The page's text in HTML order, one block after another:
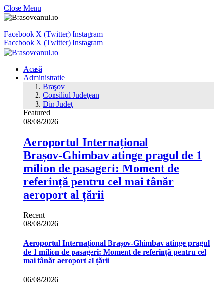
Close Menu
Facebook X (Twitter) Instagram
Facebook X (Twitter) Instagram
Acasă
Administratie
Braşov
Consiliul Judeţean
Din Judeţ
Featured
08/08/2026
Aeroportul Internațional
Brașov‑Ghimbav atinge pragul de 1
milion de pasageri: Moment de
referință pentru cel mai tânăr
aeroport al țării
Recent
08/08/2026
Aeroportul Internațional Brașov‑Ghimbav atinge pragul
de 1 milion de pasageri: Moment de referință pentru cel
mai tânăr aeroport al țării
06/08/2026